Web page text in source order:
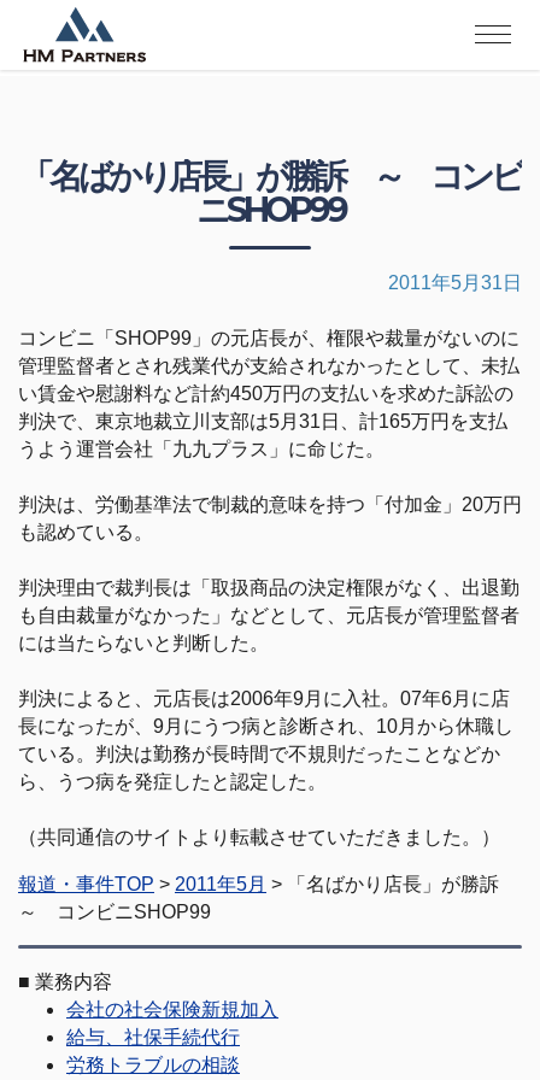
「名ばかり店長」が勝訴 ～ コンビ
ニSHOP99
2011年5月31日
コンビニ「SHOP99」の元店長が、権限や裁量がないのに
管理監督者とされ残業代が支給されなかったとして、未払
い賃金や慰謝料など計約450万円の支払いを求めた訴訟の
判決で、東京地裁立川支部は5月31日、計165万円を支払
うよう運営会社「九九プラス」に命じた。
判決は、労働基準法で制裁的意味を持つ「付加金」20万円
も認めている。
判決理由で裁判長は「取扱商品の決定権限がなく、出退勤
も自由裁量がなかった」などとして、元店長が管理監督者
には当たらないと判断した。
判決によると、元店長は2006年9月に入社。07年6月に店
長になったが、9月にうつ病と診断され、10月から休職し
ている。判決は勤務が長時間で不規則だったことなどか
ら、うつ病を発症したと認定した。
（共同通信のサイトより転載させていただきました。）
報道・事件TOP > 2011年5月 > 「名ばかり店長」が勝訴
～ コンビニSHOP99
■ 業務内容
会社の社会保険新規加入
給与、社保手続代行
労務トラブルの相談